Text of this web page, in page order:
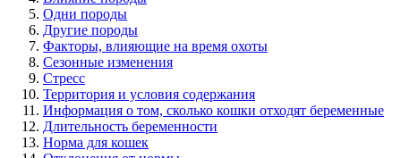
Одни породы
Другие породы
Факторы, влияющие на время охоты
Сезонные изменения
Стресс
Территория и условия содержания
Информация о том, сколько кошки отходят беременные
Длительность беременности
Норма для кошек